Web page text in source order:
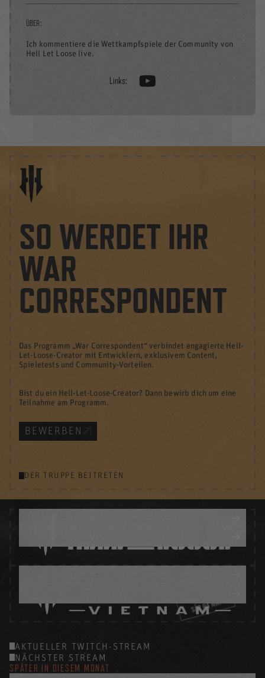
ÜBER:
Ich kommentiere die Wettkampfspiele der Community von
Hell Let Loose live.
Links:
SO WERDET IHR
WAR
CORRESPONDENT
Das Programm „War Correspondent“ verbindet engagierte Hell-
Let-Loose-Creator mit Entwicklern, exklusivem Content,
Spieletests und Community-Vorteilen.
Bist du ein Hell-Let-Loose-Creator? Dann bewirb dich um eine
Teilnahme am Programm.
BEWERBEN
DER TRUPPE BEITRETEN
AKTUELLER TWITCH-STREAM
NÄCHSTER STREAM
SPÄTER IN DIESEM MONAT